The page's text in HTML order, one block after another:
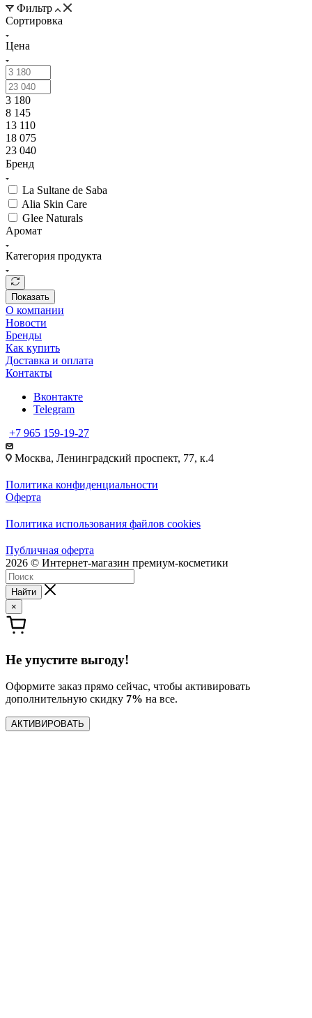
Фильтр
Сортировка
Цена
3 180
8 145
13 110
18 075
23 040
Бренд
La Sultane de Saba
Alia Skin Care
Glee Naturals
Аромат
Категория продукта
Показать
О компании
Новости
Бренды
Как купить
Доставка и оплата
Контакты
Вконтакте
Telegram
+7 965 159-19-27
Москва, Ленинградский проспект, 77, к.4
Политика конфиденциальности
Оферта
Политика использования файлов cookies
Публичная оферта
2026 © Интернет-магазин премиум-косметики
Найти
×
Не упустите выгоду!
Оформите заказ прямо сейчас, чтобы активировать
дополнительную скидку 7% на все.
АКТИВИРОВАТЬ